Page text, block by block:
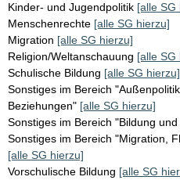
Kinder- und Jugendpolitik [alle SG
Menschenrechte [alle SG hierzu]
Migration [alle SG hierzu]
Religion/Weltanschauung [alle SG
Schulische Bildung [alle SG hierzu]
Sonstiges im Bereich
Beziehungen" [alle SG hierzu]
Sonstiges im Bereich "Bildung
Sonstiges im Bereich "Migration,
[alle SG hierzu]
Vorschulische Bildung [alle SG